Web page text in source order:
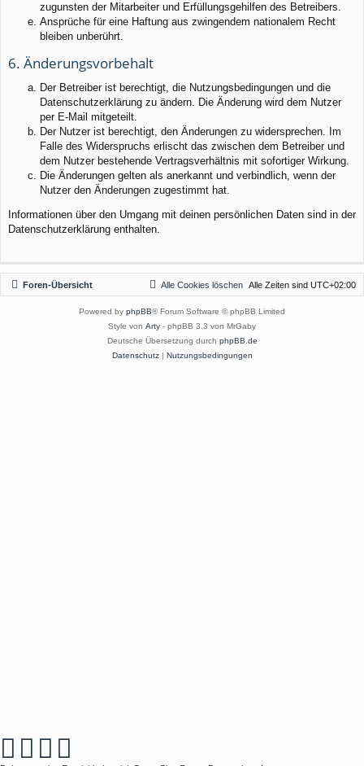
zugunsten der Mitarbeiter und Erfüllungsgehilfen des Betreibers.
Ansprüche für eine Haftung aus zwingendem nationalem Recht
bleiben unberührt.
6. Änderungsvorbehalt
Der Betreiber ist berechtigt, die Nutzungsbedingungen und die
Datenschutzerklärung zu ändern. Die Änderung wird dem Nutzer
per E-Mail mitgeteilt.
Der Nutzer ist berechtigt, den Änderungen zu widersprechen. Im
Falle des Widerspruchs erlischt das zwischen dem Betreiber und
dem Nutzer bestehende Vertragsverhältnis mit sofortiger Wirkung.
Die Änderungen gelten als anerkannt und verbindlich, wenn der
Nutzer den Änderungen zugestimmt hat.
Informationen über den Umgang mit deinen persönlichen Daten sind in der
Datenschutzerklärung enthalten.
Foren-Übersicht Alle Zeiten sind UTC+02:00
Alle Cookies löschen
Powered by phpBB® Forum Software © phpBB Limited
Style von Arty - phpBB 3.3 von MrGaby
Deutsche Übersetzung durch phpBB.de
Datenschutz| Nutzungsbedingungen